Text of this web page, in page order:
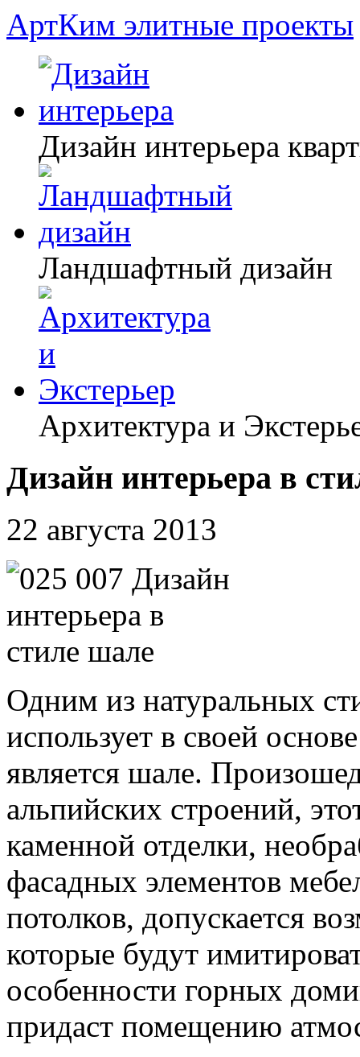
АртКим элитные проекты
Дизайн интерьера
Ландшафтный дизайн
Архитектура и
Дизайн интерьера в
22 августа 2013
Одним из натуральных
использует в своей
является шале.
альпийских строений,
каменной отделки,
фасадных элементов
потолков, допускается
которые будут
особенности горных
придаст помещению